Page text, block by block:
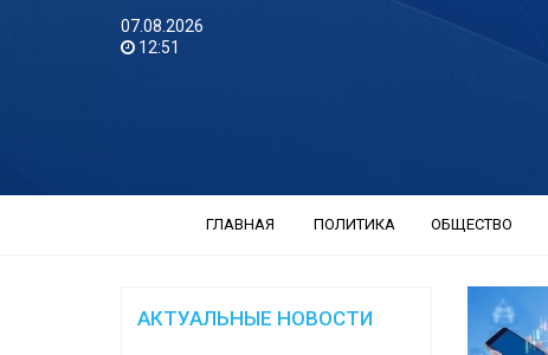
07.08.2026
12:51
ГЛАВНАЯ ПОЛИТИКА ОБЩЕСТВО
АКТУАЛЬНЫЕ НОВОСТИ